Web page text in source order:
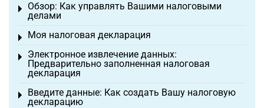
Обзор: Как управлять Вашими налоговыми
делами
Toggle menu
Моя налоговая декларация
Toggle menu
Электронное извлечение данных:
Предварительно заполненная налоговая
декларация
Toggle menu
Введите данные: Как создать Вашу налоговую
декларацию
Toggle menu